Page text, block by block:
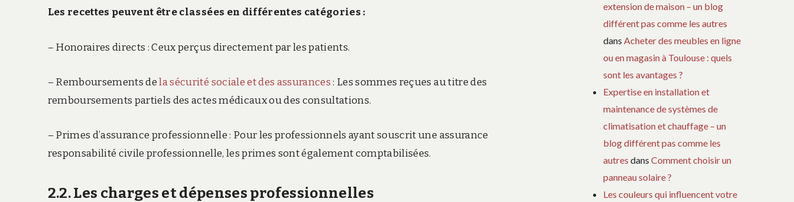
Les recettes peuvent être classées en différentes catégories :
– Honoraires directs : Ceux perçus directement par les patients.
– Remboursements dela sécurité sociale et des assurances: Les sommes reçues au titre des
remboursements partiels des actes médicaux ou des consultations.
– Primes d’assurance professionnelle : Pour les professionnels ayant souscrit une assurance
responsabilité civile professionnelle, les primes sont également comptabilisées.
2.2. Les charges et dépenses professionnelles
extension de maison – un blog
différent pas comme les autres
dansAcheter des meubles en ligne
ou en magasin à Toulouse : quels
sont les avantages ?
Expertise en installation et
maintenance de systèmes de
climatisation et chauffage – un
blog différent pas comme les
autres dansComment choisir un
panneau solaire ?
Les couleurs qui influencent votre